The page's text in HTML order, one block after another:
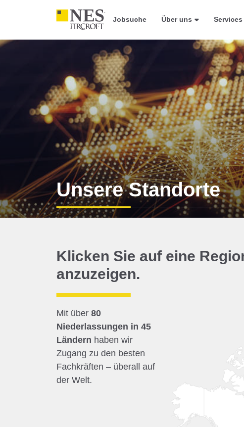
Jobsuche Über uns Services
Unsere Standorte
Klicken Sie auf eine
anzuzeigen.
Mit über 80
Niederlassungen in 45
Ländern haben wir
Zugang zu den besten
Fachkräften – überall auf
der Welt.